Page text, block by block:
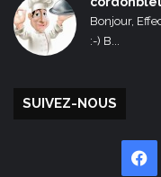
Bonjour,
:-) B...
SUIVEZ-NOUS